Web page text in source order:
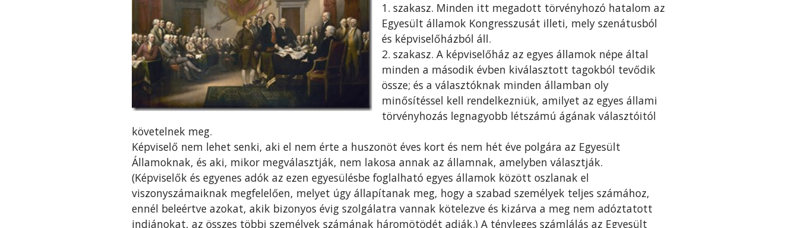
1. szakasz. Minden itt megadott törvényhozó hatalom az
Egyesült államok Kongresszusát illeti, mely szenátusból
és képviselőházból áll.
2. szakasz. A képviselőház az egyes államok népe által
minden a második évben kiválasztott tagokból tevődik
össze; és a választóknak minden államban oly
minősítéssel kell rendelkezniük, amilyet az egyes állami
törvényhozás legnagyobb létszámú ágának választóitól
követelnek meg.
Képviselő nem lehet senki, aki el nem érte a huszonöt éves kort és nem hét éve polgára az Egyesült
Államoknak, és aki, mikor megválasztják, nem lakosa annak az államnak, amelyben választják.
(Képviselők és egyenes adók az ezen egyesülésbe foglalható egyes államok között oszlanak el
viszonyszámaiknak megfelelően, melyet úgy állapítanak meg, hogy a szabad személyek teljes számához,
ennél beleértve azokat, akik bizonyos évig szolgálatra vannak kötelezve és kizárva a meg nem adóztatott
indiánokat, az összes többi személyek számának háromötödét adják.) A tényleges számlálás az Egyesült